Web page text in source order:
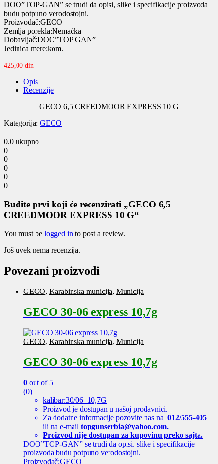
DOO”TOP-GAN” se trudi da opisi, slike i specifikacije proizvoda
budu potpuno verodostojni.
Proizvođač:GECO
Zemlja porekla:Nemačka
Dobavljač:DOO”TOP GAN”
Jedinica mere:kom.
425,00 din
Opis
Recenzije
GECO 6,5 CREEDMOOR EXPRESS 10 G
Kategorija: GECO
0.0 ukupno
0
0
0
0
0
Budite prvi koji će recenzirati „GECO 6,5
CREEDMOOR EXPRESS 10 G“
You must be logged in to post a review.
Još uvek nema recenzija.
Povezani proizvodi
GECO, Karabinska municija, Municija
GECO 30-06 express 10,7g
GECO, Karabinska municija, Municija
GECO 30-06 express 10,7g
0 out of 5
(0)
kalibar:30/06 10,7G
Proizvod je dostupan u našoj prodavnici.
Za dodatne informacije pozovite nas na 012/555-405
ili na e-mail topgunserbia@yahoo.com.
Proizvod nije dostupan za kupovinu preko sajta.
DOO”TOP-GAN” se trudi da opisi, slike i specifikacije
proizvoda budu potpuno verodostojni.
Proizvođač:GECO